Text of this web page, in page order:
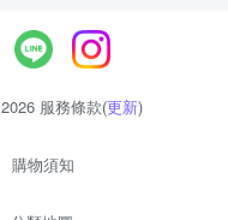
服務條款(更新)
購物須知